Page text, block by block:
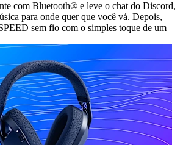
com Bluetooth® e leve o chat do Discord,
para onde quer que você vá. Depois,
sem fio com o simples toque de um